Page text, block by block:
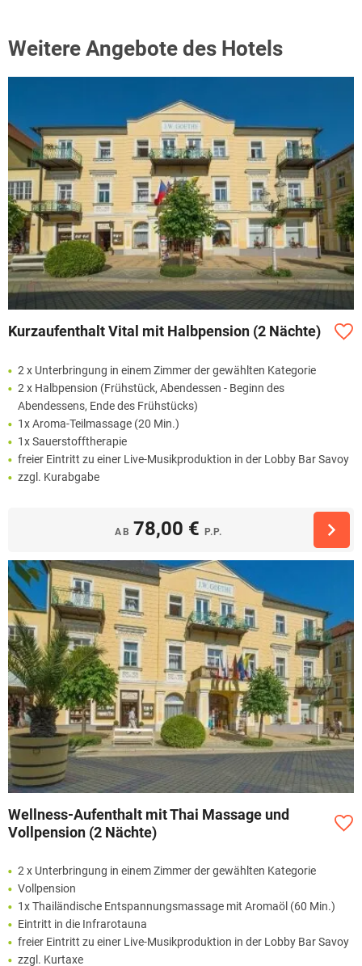
Weitere Angebote des Hotels
Kurzaufenthalt Vital mit Halbpension (2 Nächte)
2 x Unterbringung in einem Zimmer der gewählten Kategorie
2 x Halbpension (Frühstück, Abendessen - Beginn des
Abendessens, Ende des Frühstücks)
1x Aroma-Teilmassage (20 Min.)
1x Sauerstofftherapie
freier Eintritt zu einer Live-Musikproduktion in der Lobby Bar Savoy
zzgl. Kurabgabe
AB 78,00 € P.P.
Wellness-Aufenthalt mit Thai Massage und
Vollpension (2 Nächte)
2 x Unterbringung in einem Zimmer der gewählten Kategorie
Vollpension
1x Thailändische Entspannungsmassage mit Aromaöl (60 Min.)
Eintritt in die Infrarotauna
freier Eintritt zu einer Live-Musikproduktion in der Lobby Bar Savoy
zzgl. Kurtaxe